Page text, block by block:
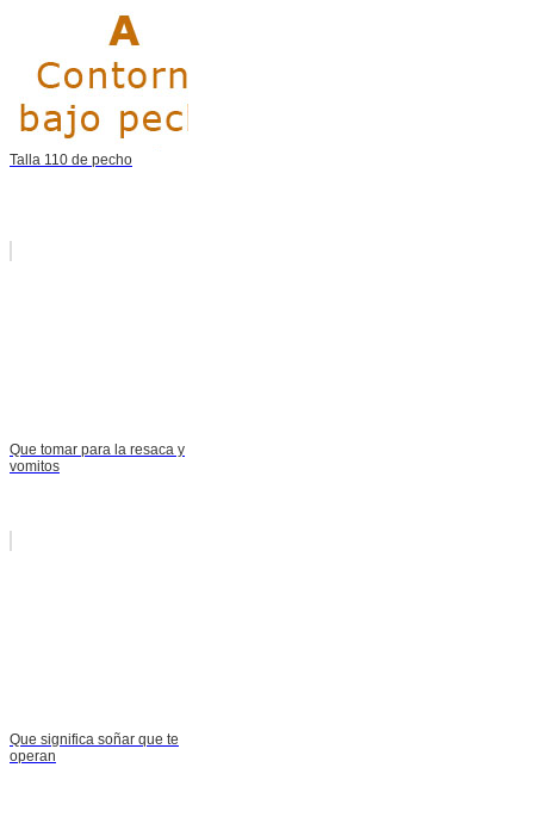
Talla 110 de pecho
Que tomar para la resaca y
vomitos
Que significa soñar que te
operan